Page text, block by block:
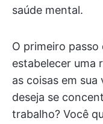
saúde mental.
O primeiro
estabelecer uma
as coisas em sua
deseja se
trabalho? Você